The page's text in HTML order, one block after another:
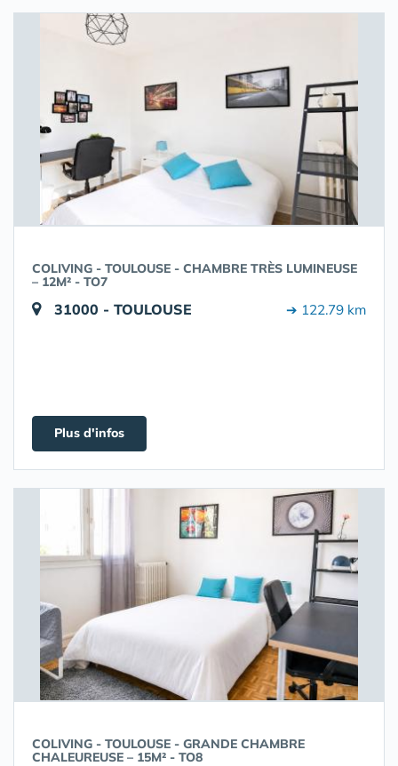
COLIVING - TOULOUSE - CHAMBRE TRÈS LUMINEUSE
– 12M² - TO7
31000 - TOULOUSE ➔ 122.79 km
Plus d'infos
COLIVING - TOULOUSE - GRANDE CHAMBRE
CHALEUREUSE – 15M² - TO8